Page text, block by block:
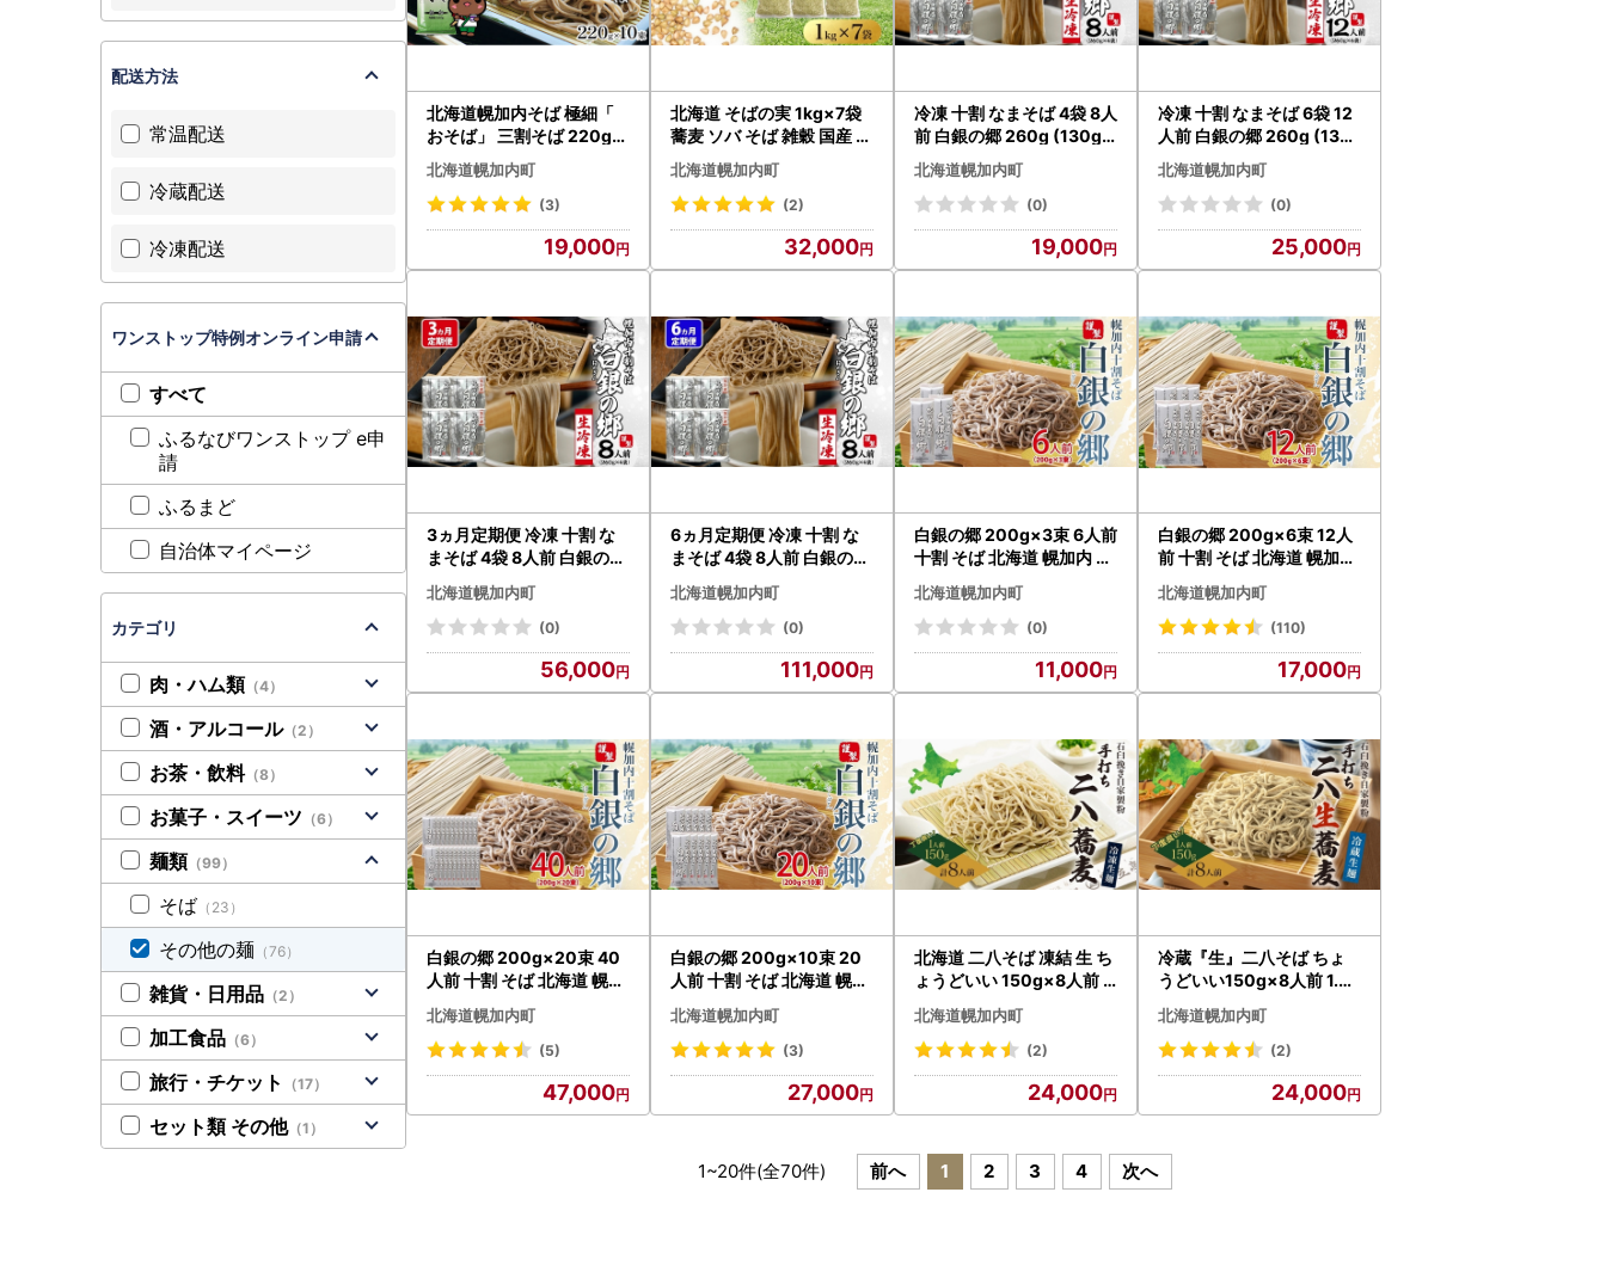
北海道幌加内そば 極細「
おそば」 三割そば 220g×
10束(20人前) 麺類 乾麺
北海道幌加内町
(3)
19,000
北海道 そばの実 1kg×7袋
蕎麦 ソバ そば 雑穀 国産 グ
ルテンフリー 食物繊維 ビ
タミン 高タンパク カテキ
ン ミネラル スーパーフー
ド 健康 お取り寄せ 霧立そ
ば製粉 送料無料 麺類
北海道幌加内町
(2)
32,000
冷凍 十割 なまそば 4袋 8人
前 白銀の郷 260g (130g×
2) 十割そば 北海道 幌加内
蕎麦 生麺 グルメ 備蓄 食塩
不使用 麺 国産 グルテンフ
リー 簡単調理 一人暮らし
お取り寄せ ギフト 贈り物
小分け 送料無料
北海道幌加内町
(0)
19,000
冷凍 十割 なまそば 6袋 12
人前 白銀の郷 260g (130
g×2) 十割そば 北海道 幌加
内 蕎麦 生麺 グルメ 備蓄 食
塩不使用 麺 国産 グルテン
フリー 簡単調理 一人暮ら
し お取り寄せ ギフト 贈り
物 送料無料
北海道幌加内町
(0)
25,000
3ヵ月定期便 冷凍 十割 な
まそば 4袋 8人前 白銀の郷
260g (130g×2) 十割そば
北海道 幌加内 蕎麦 生麺 グ
ルメ 備蓄 食塩不使用 麺 国
産 グルテンフリー 簡単調
理 一人暮らし お取り寄せ
ギフト 贈り物 小分け 送料
北海道幌加内町
(0)
56,000
6ヵ月定期便 冷凍 十割 な
まそば 4袋 8人前 白銀の郷
260g (130g×2) 十割そば
北海道 幌加内 蕎麦 生麺 グ
ルメ 備蓄 食塩不使用 麺 国
産 グルテンフリー 簡単調
理 一人暮らし お取り寄せ
ギフト 贈り物 小分け 送料
北海道幌加内町
(0)
111,000
白銀の郷 200g×3束 6人前
十割 そば 北海道 幌加内 蕎
麦 乾麺 麺 常温 年越し ソバ
引っ越し 十割そば グルメ
無塩 備蓄 保存食 食塩不使
用 国産 グルテンフリー 和
食 ヘルシー お取り寄せ ギ
フト 贈り物 まとめ買い ほ
北海道幌加内町
(0)
11,000
白銀の郷 200g×6束 12人
前 十割 そば 北海道 幌加内
蕎麦 乾麺 麺 常温 年越し ソ
バ 引っ越し 北海道 十割そ
ば グルメ 無塩 備蓄 保存食
食塩不使用 国産 グルテン
フリー お取り寄せ ギフト
贈り物 まとめ買い ほろか
北海道幌加内町
(110)
17,000
白銀の郷 200g×20束 40
人前 十割 そば 北海道 幌加
内 蕎麦 乾麺 麺 常温 年越し
ソバ 引っ越し 十割そば グ
ルメ 無塩 備蓄 保存食 食塩
不使用 国産 グルテンフリ
ー 和食 お取り寄せ ギフト
贈り物 まとめ買い ほろか
北海道幌加内町
(5)
47,000
白銀の郷 200g×10束 20
人前 十割 そば 北海道 幌加
内 蕎麦 乾麺 麺 常温 年越し
ソバ 引っ越し 十割そば グ
ルメ 無塩 備蓄 保存食 食塩
不使用 国産 グルテンフリ
ー 和食 ヘルシー お取り寄
せ ギフト 贈り物 まとめ買
北海道幌加内町
(3)
27,000
北海道 二八そば 凍結 生 ち
ょうどいい 150g×8人前
蕎麦 ソバ 生麺 麺 冷凍 のど
越し 手打ち コシ 職人 本格
自家製 石臼挽き 専門店 ギ
フト 食塩不使用 年越し お
取り寄せ ご褒美 国産 100
％ 産地直送 そば処霧立亭
北海道幌加内町
(2)
24,000
冷蔵『生』二八そば ちょ
うどいい150g×8人前 1.2k
g 蕎麦 ソバ 生麺 麺 霧立亭
石臼挽き 自家製粉 手打ち
そば 冷蔵 グルメ ギフト お
取り寄せ 北海道 幌加内町
北海道幌加内町
(2)
24,000
1~20件(全70件) 前へ 1 2 3 4 次へ
配送方法
常温配送
冷蔵配送
冷凍配送
ワンストップ特例オンライン申請
すべて
ふるなびワンストップ e申
請
ふるまど
自治体マイページ
カテゴリ
肉・ハム類 （4）
酒・アルコール（2）
お茶・飲料（8）
お菓子・スイーツ （6）
麺類 （99）
そば （23）
その他の麺 （76）
雑貨・日用品 （2）
加工食品 （6）
旅行・チケット （17）
セット類 その他（1）